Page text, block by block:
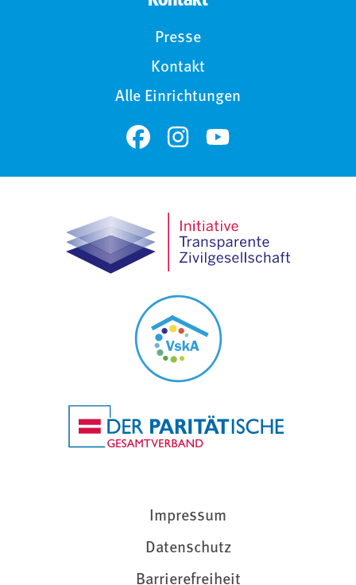
Presse
Kontakt
Alle Einrichtungen
Impressum
Datenschutz
Barrierefreiheit